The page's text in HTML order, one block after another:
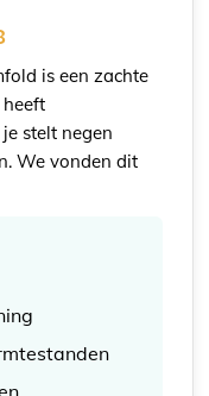
is een zachte
stelt negen
We vonden dit